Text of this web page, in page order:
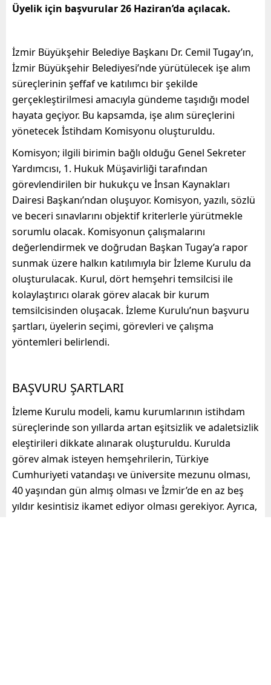
Üyelik için başvurular 26 Haziran’da açılacak.
İzmir Büyükşehir Belediye Başkanı Dr. Cemil Tugay’ın,
İzmir Büyükşehir Belediyesi’nde yürütülecek işe alım
süreçlerinin şeffaf ve katılımcı bir şekilde
gerçekleştirilmesi amacıyla gündeme taşıdığı model
hayata geçiyor. Bu kapsamda, işe alım süreçlerini
yönetecek İstihdam Komisyonu oluşturuldu.
Komisyon; ilgili birimin bağlı olduğu Genel Sekreter
Yardımcısı, 1. Hukuk Müşavirliği tarafından
görevlendirilen bir hukukçu ve İnsan Kaynakları
Dairesi Başkanı’ndan oluşuyor. Komisyon, yazılı, sözlü
ve beceri sınavlarını objektif kriterlerle yürütmekle
sorumlu olacak. Komisyonun çalışmalarını
değerlendirmek ve doğrudan Başkan Tugay’a rapor
sunmak üzere halkın katılımıyla bir İzleme Kurulu da
oluşturulacak. Kurul, dört hemşehri temsilcisi ile
kolaylaştırıcı olarak görev alacak bir kurum
temsilcisinden oluşacak. İzleme Kurulu’nun başvuru
şartları, üyelerin seçimi, görevleri ve çalışma
yöntemleri belirlendi.
BAŞVURU ŞARTLARI
İzleme Kurulu modeli, kamu kurumlarının istihdam
süreçlerinde son yıllarda artan eşitsizlik ve adaletsizlik
eleştirileri dikkate alınarak oluşturuldu. Kurulda
görev almak isteyen hemşehrilerin, Türkiye
Cumhuriyeti vatandaşı ve üniversite mezunu olması,
40 yaşından gün almış olması ve İzmir’de en az beş
yıldır kesintisiz ikamet ediyor olması gerekiyor. Ayrıca,